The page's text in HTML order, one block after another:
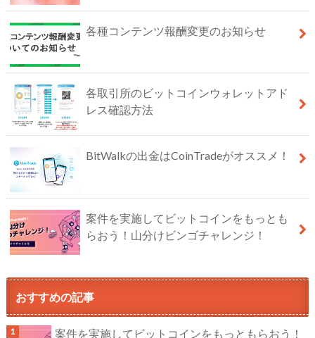
各種コンテンツ報酬変更のお知らせ
各取引所のビットコインウォレットアド
レス確認方法
BitWalkの出金はCoinTradeがオススメ！
案件を実施してビットコインをもっとも
らおう！山分けビンゴチャレンジ！
おすすめの記事
案件を実施してビットコインをもっともらおう！